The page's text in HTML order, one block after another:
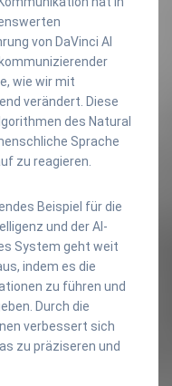
von DaVinci AI
wie wir mit
verändert. Diese
des Natural
Sprache
zu reagieren.
Beispiel für die
und der AI-
System geht weit
indem es die
zu führen und
Durch die
verbessert sich
zu präziseren und